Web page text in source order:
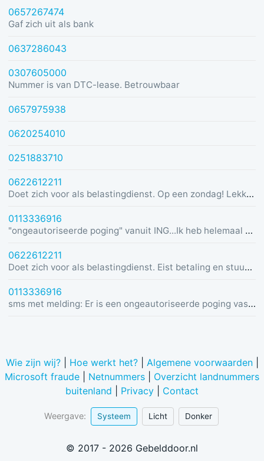
0657267474
Gaf zich uit als bank
0637286043
0307605000
Nummer is van DTC-lease. Betrouwbaar
0657975938
0620254010
0251883710
0622612211
Doet zich voor als belastingdienst. Op een zondag! Lekker dom
0113336916
"ongeautoriseerde poging" vanuit ING...Ik heb helemaal geen rekening bij ING :)
0622612211
Doet zich voor als belastingdienst. Eist betaling en stuurt link in bericht met dreiging van beslaglegging.
0113336916
sms met melding: Er is een ongeautoriseerde poging vastgesteld vanuit Duitsland was u dit niet? Bel de alarmlijn op 0113336916
Wie zijn wij?| Hoe werkt het?| Algemene voorwaarden|
Microsoft fraude
Netnummers
Overzicht landnummers
buitenland
Privacy Contact
Weergave: Systeem Licht Donker
© 2017 - 2026 Gebelddoor.nl